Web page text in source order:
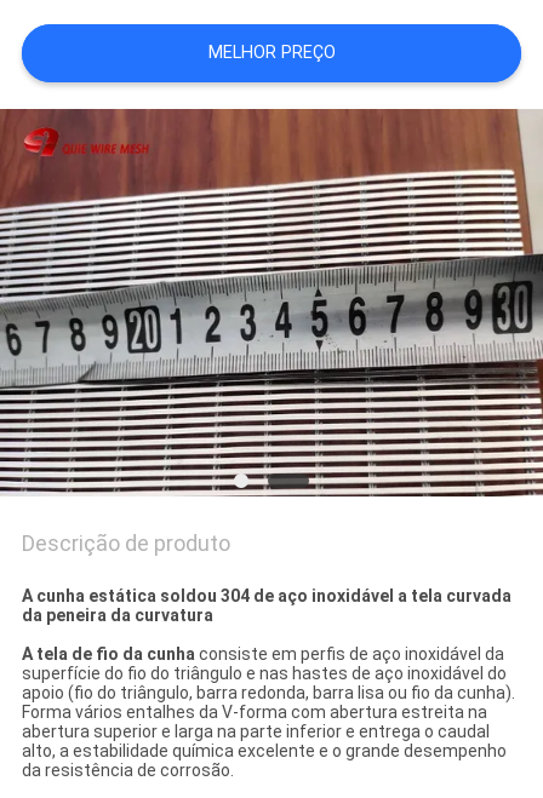
MAPA
DO
SITE
PRIVACY
POLICY
MELHOR PREÇO
Descrição de produto
A cunha estática soldou 304 de aço inoxidável a tela curvada
da peneira da curvatura
A tela de fio da cunhaconsiste em perfis de aço inoxidável da
superfície do fio do triângulo e nas hastes de aço inoxidável do
apoio (fio do triângulo, barra redonda, barra lisa ou fio da cunha).
Forma vários entalhes da V-forma com abertura estreita na
abertura superior e larga na parte inferior e entrega o caudal
alto, a estabilidade química excelente e o grande desempenho
da resistência de corrosão.